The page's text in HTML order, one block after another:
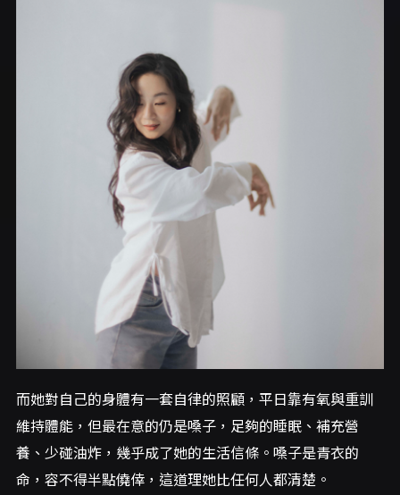
而她對自己的身體有一套自律的照顧，平日靠有氧與重訓
維持體能，但最在意的仍是嗓子，足夠的睡眠、補充營
養、少碰油炸，幾乎成了她的生活信條。嗓子是青衣的
命，容不得半點僥倖，這道理她比任何人都清楚。